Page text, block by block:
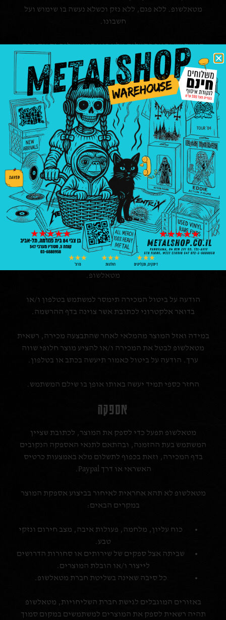
מטאלשופ. ללא פגם, ללא נזק וכשלא נעשה בו שימוש ועל
חשבונו.
המשתמש יחויב בתשלום מלא בגין דמי משלוח גם אם טרם
קיבל את המוצר, וזאת במידה והמוצר המדובר כבר נשלח ע”י
החברה.
מטאלשופ תהא רשאית לבטל עסקה או מכירה כולה או חלקה
במקרים הבאים:
במקרה ותקלה טכנית מנעה שימוש תקין באתר החברה
וגרמה לשיבוש בהזמנה.
נפלה טעות באתר, בין אם במחיר המוצר ובין אם
בתיאור המוצר.
במקרה ותקלה גרמה לשיבוש בתקשורת ברשת
התשלומים של כרטיסי האשראי בישראל אם ע”י
שב”א, חברות האשראי או כל גורם אחר אשר מנעה
ממטאלשופ לבצע חיוב תקין של כרטיס האשראי בגין
הרכישה.
במקרה של כוח עליון, פעולת מלחמה, איבה, טרור
ו/או כל דבר אחר אשר ימנע המשך ביצוע מכירה תקין.
במידה והרכישה בוצעה כנגד הנהלים התקינים של
מטאלשופ.
הודעה על ביטול המכירה תימסר למשתמש בטלפון ו/או
בדואר אלקטרוני לכתובת אשר צוינה בדף ההרשמה.
במידה ואזל המוצר מהמלאי לאחר שהתבצעה מכירה, רשאית
מטאלשופ לבטל את המכירה ו/או להציע מוצר חלופי שווה
ערך. הודעה על ביטול כאמור תיעשה בכתב או בטלפון.
החזר כספי תמיד יעשה באותו אופן בו שילם המשתמש.
אספקה
מטאלשופ תפעל כדי לספק את המוצר, לכתובת שציין
המשתמש בעת ההזמנה, ובהתאם לתנאי האספקה הנקובים
בדף המכירה, וזאת בכפוף לתשלום מלא באמצעות כרטיס
האשראי או דרך Paypal.
מטאלשופ לא תהא אחראית לאיחור בביצוע אספקת המוצר
במקרים הבאים:
כוח עליון, מלחמה, פעולות איבה, מצב חירום ונזקי
טבע.
שביתה אצל ספקים של שירותים או סחורות הדרושים
לייצור ו/או הובלת המוצרים.
כל סיבה שאינה בשליטת חברת מטאלשופ.
באזורים המוגבלים לגישת חברת השליחויות, מטאלשופ
תהיה רשאית לספק את המוצרים למשתמשים במקום סמוך